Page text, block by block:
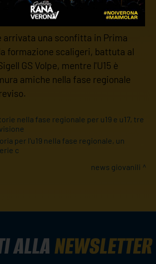
arrivata una sconfitta in Prima
formazione scaligeri, battuta al
GS Volpe, mentre l'U15 è
amiche nella fase regionale
nella fase regionale per u19 e u17, tre
per l'u19 nella fase regionale, un
c
news giovanili
ALLANEWSLETTER